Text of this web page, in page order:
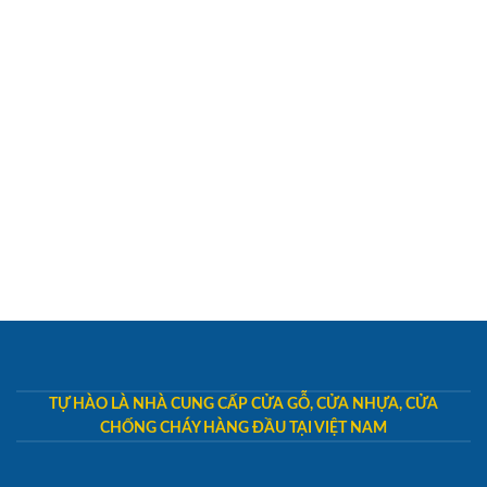
TỰ HÀO LÀ NHÀ CUNG CẤP CỬA GỖ, CỬA NHỰA, CỬA
CHỐNG CHÁY HÀNG ĐẦU TẠI VIỆT NAM